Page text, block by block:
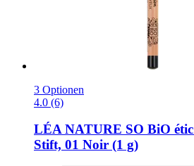
3 Optionen
4.0 (6)
LÉA NATURE SO BiO étic
Stift, 01 Noir (1 g)